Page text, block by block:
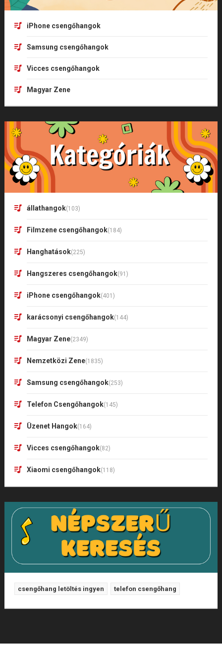
iPhone csengőhangok
Samsung csengőhangok
Vicces csengőhangok
Magyar Zene
állathangok(103)
Filmzene csengőhangok(184)
Hanghatások(225)
Hangszeres csengőhangok(91)
iPhone csengőhangok(401)
karácsonyi csengőhangok(144)
Magyar Zene(2349)
Nemzetközi Zene(1835)
Samsung csengőhangok(253)
Telefon Csengőhangok(145)
Üzenet Hangok(164)
Vicces csengőhangok(82)
Xiaomi csengőhangok(118)
csengőhang letöltés ingyen telefon csengőhang